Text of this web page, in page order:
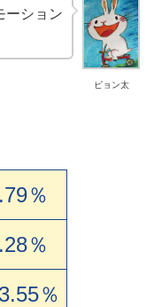
ピョン太
ーション
％
％
％